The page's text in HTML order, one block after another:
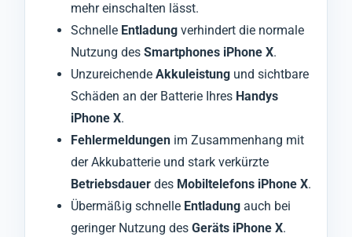
mehr einschalten lässt.
Schnelle Entladung verhindert die normale
Nutzung des Smartphones iPhone X.
Unzureichende Akkuleistung und sichtbare
Schäden an der Batterie Ihres Handys
iPhone X.
Fehlermeldungen im Zusammenhang mit
der Akkubatterie und stark verkürzte
Betriebsdauer des Mobiltelefons iPhone X.
Übermäßig schnelle Entladung auch bei
geringer Nutzung des Geräts iPhone X.